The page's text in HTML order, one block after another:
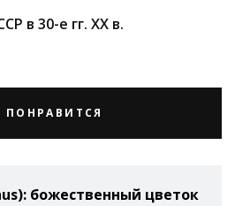
в 30-е гг. ХХ в.
ПОНРАВИТСЯ
божественный цветок